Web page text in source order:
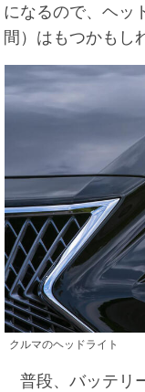
になるので、ヘッ
間）はもつかもし
クルマのヘッドライト
普段、バッテリ